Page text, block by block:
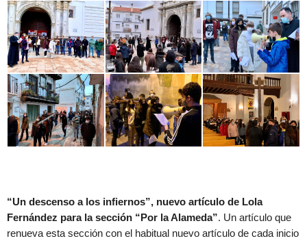
“Un descenso a los infiernos”, nuevo artículo de Lola
Fernández para la sección “Por la Alameda”. Un artículo que
renueva esta sección con el habitual nuevo artículo de cada inicio